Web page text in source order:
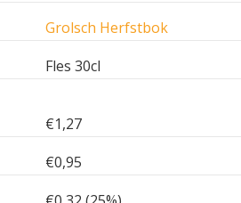
Grolsch Herfstbok
Fles 30cl
€1,27
€0,95